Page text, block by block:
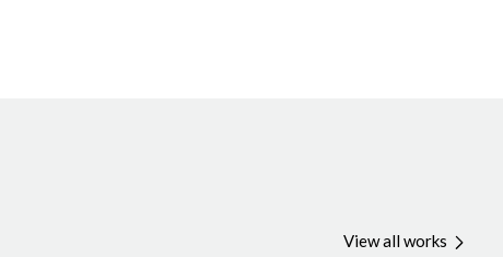
View all works